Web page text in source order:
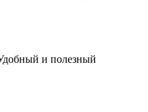
и полезный